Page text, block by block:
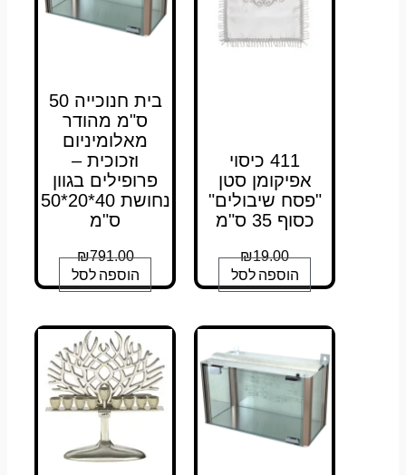
411 כיסוי
אפיקומן סטן
"פסח שיבולים"
כסוף 35 ס"מ
₪19.00
הוספה לסל
בית חנוכייה 50
ס"מ מהודר
מאלומיניום
וזכוכית –
פרופילים בגוון
נחושת 40*20*50
₪791.00
הוספה לסל